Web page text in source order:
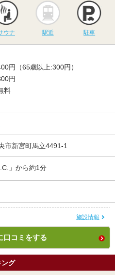
サウナ
ウナ 駅近 駐車
（65歳以上:300円）
円
料
市新宮町馬立4491-1
」から約1分
施設情報
口コミをする
ング